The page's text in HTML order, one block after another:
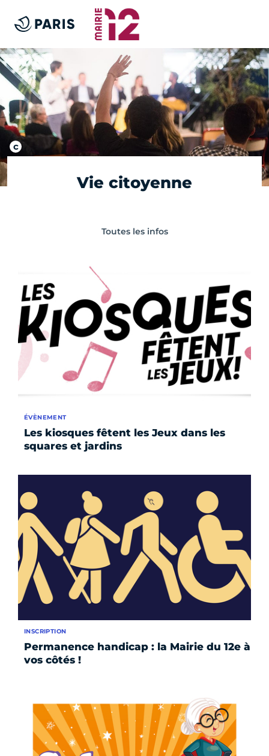
Vie citoyenne
Toutes les infos
Les kiosques fêtent les Jeux dans les
squares et jardins
ÉVÈNEMENT
Permanence handicap : la Mairie du 12e à
vos côtés !
INSCRIPTION